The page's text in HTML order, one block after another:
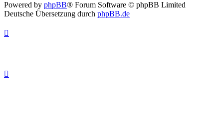
Powered by phpBB® Forum Software © phpBB Limited
Deutsche Übersetzung durch phpBB.de